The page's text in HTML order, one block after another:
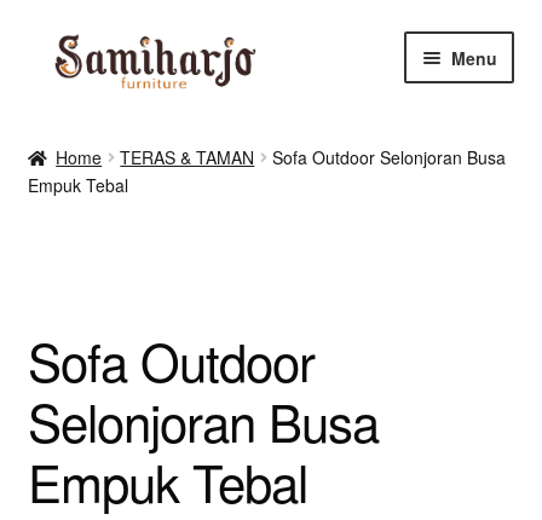
Skip
Skip
Menu
RUANG MAKAN & DAPUR
Shop
Home TERAS & TAMAN
Sofa Outdoor Selonjoran Busa
Empuk Tebal
Sofa Outdoor
Selonjoran Busa
Empuk Tebal